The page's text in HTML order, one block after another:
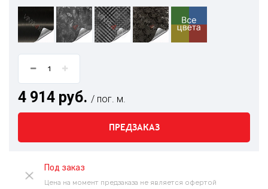
4 914 руб. / пог. м.
ПРЕДЗАКАЗ
Под заказ
Цена на момент предзаказа не является офертой